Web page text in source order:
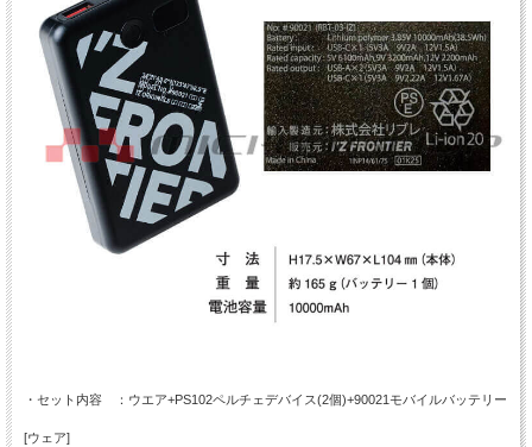
・セット内容 ：ウエア+PS102ペルチェデバイス(2個)+90021モバイルバッテリー
[ウェア]